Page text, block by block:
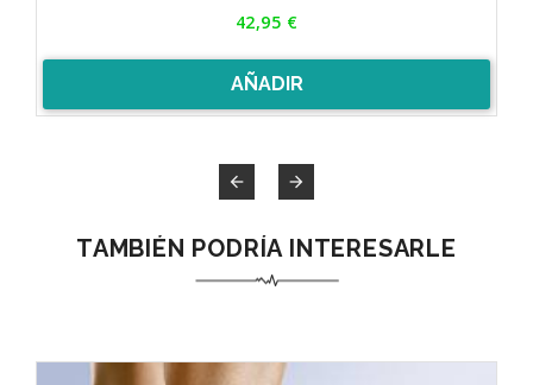
42,95 €
AÑADIR
 
TAMBIÉN PODRÍA INTERESARLE